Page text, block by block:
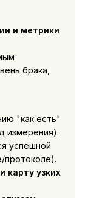
и метрики
брака,
"как есть"
измерения).
успешной
протоколе).
карту узких